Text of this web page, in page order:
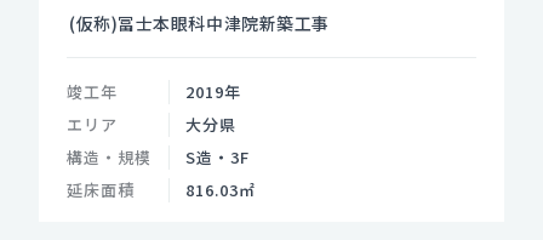
(仮称)冨士本眼科中津院新築工事
竣工年
2019年
エリア
大分県
構造・規模
S造・3F
延床面積
816.03㎡